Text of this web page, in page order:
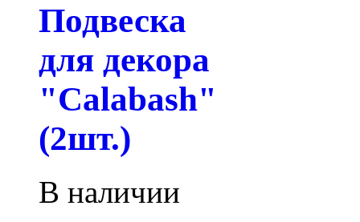
Подвеска
для декора
"Calabash"
(2шт.)
В наличии